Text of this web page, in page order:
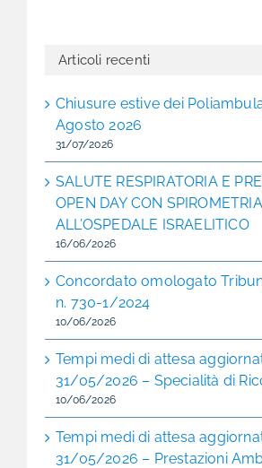
Articoli recenti
Chiusure estive dei
Agosto 2026
31/07/2026
SALUTE RESPIRATORIA E
OPEN DAY CON SPIROMETRIA
ALL’OSPEDALE ISRAELITICO
16/06/2026
Concordato omologato
n. 730-1/2024
10/06/2026
Tempi medi di attesa
31/05/2026 – Specialità di
10/06/2026
Tempi medi di attesa
31/05/2026 – Prestazioni